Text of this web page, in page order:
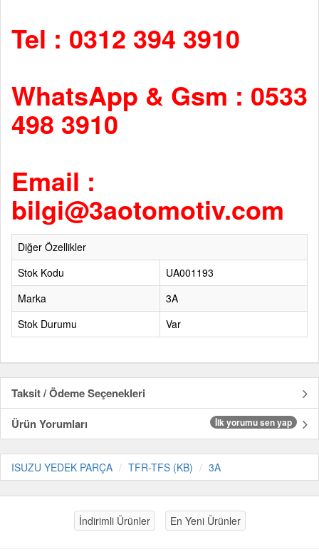
Tel : 0312 394 3910
WhatsApp & Gsm : 0533
498 3910
Email :
bilgi@3aotomotiv.com
Diğer Özellikler
Stok Kodu
UA001193
Marka
3A
Stok Durumu
Var
Taksit / Ödeme Seçenekleri
Ürün Yorumları
İlk yorumu sen yap
ISUZU YEDEK PARÇA TFR-TFS (KB) 3A
İndirimli Ürünler En Yeni Ürünler